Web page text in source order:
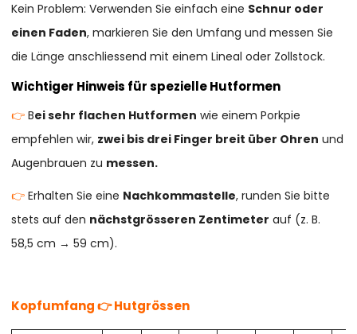
Kein Problem: Verwenden Sie einfach eine Schnur oder
einen Faden, markieren Sie den Umfang und messen Sie
die Länge anschliessend mit einem Lineal oder Zollstock.
Wichtiger Hinweis für spezielle Hutformen
👉Bei sehr flachen Hutformen wie einem Porkpie
empfehlen wir, zwei bis drei Finger breit über Ohren und
Augenbrauen zu messen.
👉Erhalten Sie eine Nachkommastelle, runden Sie bitte
stets auf den nächstgrösseren Zentimeter auf (z. B.
58,5 cm → 59 cm).
Kopfumfang 👉 Hutgrössen